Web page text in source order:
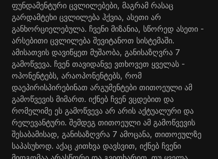
ფუნდამენტური ცვლილებები, მაგრამ რასაც
გარდამტეხი ცვლილება ჰქვია, ასეთი არ
განხორციელებულა. ჩვენი მიზანია, სწორედ ასეთი -
არსებითი ცვლილება შევიტანოთ სისტემაში.
ამისათვის დავიწყეთ მუშაობა, განისაზღვრა 7
გამოწვევა. ჩვენ თავიდანვე ვთხოვეთ ყველას -
ოპონენტებს, არაოპონენტებს, რომ
დაეპირისპირებინათ არგუმენტები თითოეული ამ
გამოწვევის მიმართ. იქნებ ჩვენ ვცდებით და
რომელიმე ეს გამოწვევა არ არის აქტუალური და
რელევანტური. შემდეგ თითოეული ამ გამოწვევის
შესაბამისად, განისაზღვრა 7 ამოცანა, თითოეულზე
საპასუხოდ. აქაც კითხვა დავსვით, იქნებ ჩვენი